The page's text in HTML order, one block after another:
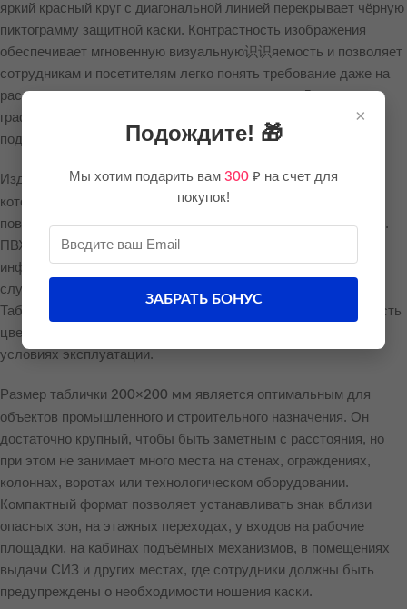
яркий красный круг с диагональной линией перекрывает чёрную
пиктограмму защитной каски. Контрастность изображения
обеспечивает мгновенную визуальную识识яемость и позволяет
сотрудникам и посетителям легко понять требование даже на
расстоянии или при недостаточном освещении. Лаконичная
графика делает знак универсальным — он понятен рабочим,
подрядчикам, гостям объекта и иностранным специалистам.
Изделие изготовлено из прочногоПВХ толщиной 3 мм
который отличается высокой стойкостью к механическим
повреждениям, вибрациям, влаге и солнечному воздействию.
ПВХ — один из самых надёжных материалов для
информационных знаков, обеспечивающий длительный срок
службы как внутри помещений, так и на открытом воздухе.
Табличка не расслаивается, не трескается и сохраняет яркость
цветов даже при постоянных нагрузках и неблагоприятных
условиях эксплуатации.
Размер таблички 200×200 мм является оптимальным для
объектов промышленного и строительного назначения. Он
достаточно крупный, чтобы быть заметным с расстояния, но
при этом не занимает много места на стенах, ограждениях,
колоннах, воротах или технологическом оборудовании.
Компактный формат позволяет устанавливать знак вблизи
опасных зон, на этажных переходах, у входов на рабочие
площадки, на кабинах подъёмных механизмов, в помещениях
выдачи СИЗ и других местах, где сотрудники должны быть
предупреждены о необходимости ношения каски.
×
Подождите! 🎁
Мы хотим подарить вам 300 ₽ на счет для
покупок!
ЗАБРАТЬ БОНУС